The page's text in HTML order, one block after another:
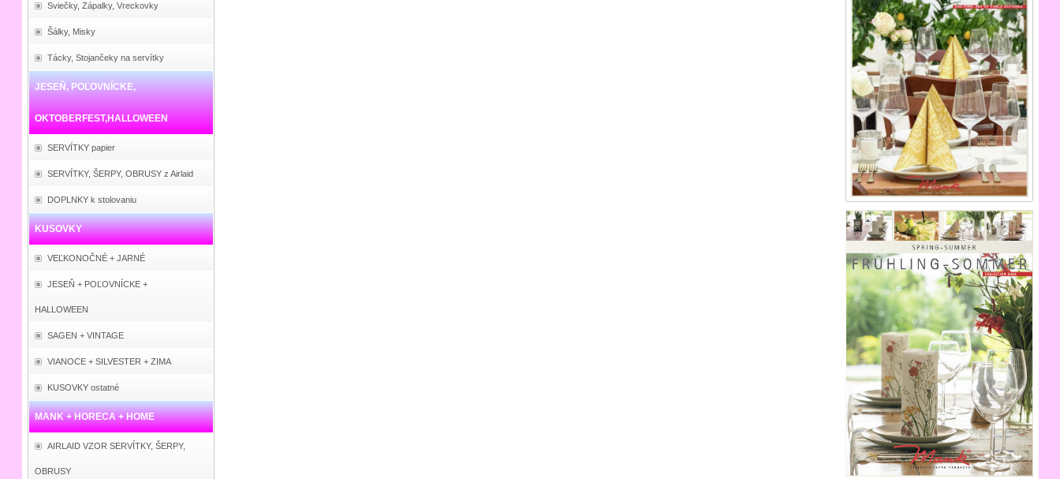
Sviečky, Zápalky, Vreckovky
Šálky, Misky
Tácky, Stojančeky na servítky
JESEŇ, POĽOVNÍCKE,
OKTOBERFEST,HALLOWEEN
SERVÍTKY papier
SERVÍTKY, ŠERPY, OBRUSY z Airlaid
DOPLNKY k stolovaniu
KUSOVKY
VEĽKONOČNÉ + JARNÉ
JESEŇ + POĽOVNÍCKE +
HALLOWEEN
SAGEN + VINTAGE
VIANOCE + SILVESTER + ZIMA
KUSOVKY ostatné
MANK + HORECA + HOME
AIRLAID VZOR SERVÍTKY, ŠERPY,
OBRUSY